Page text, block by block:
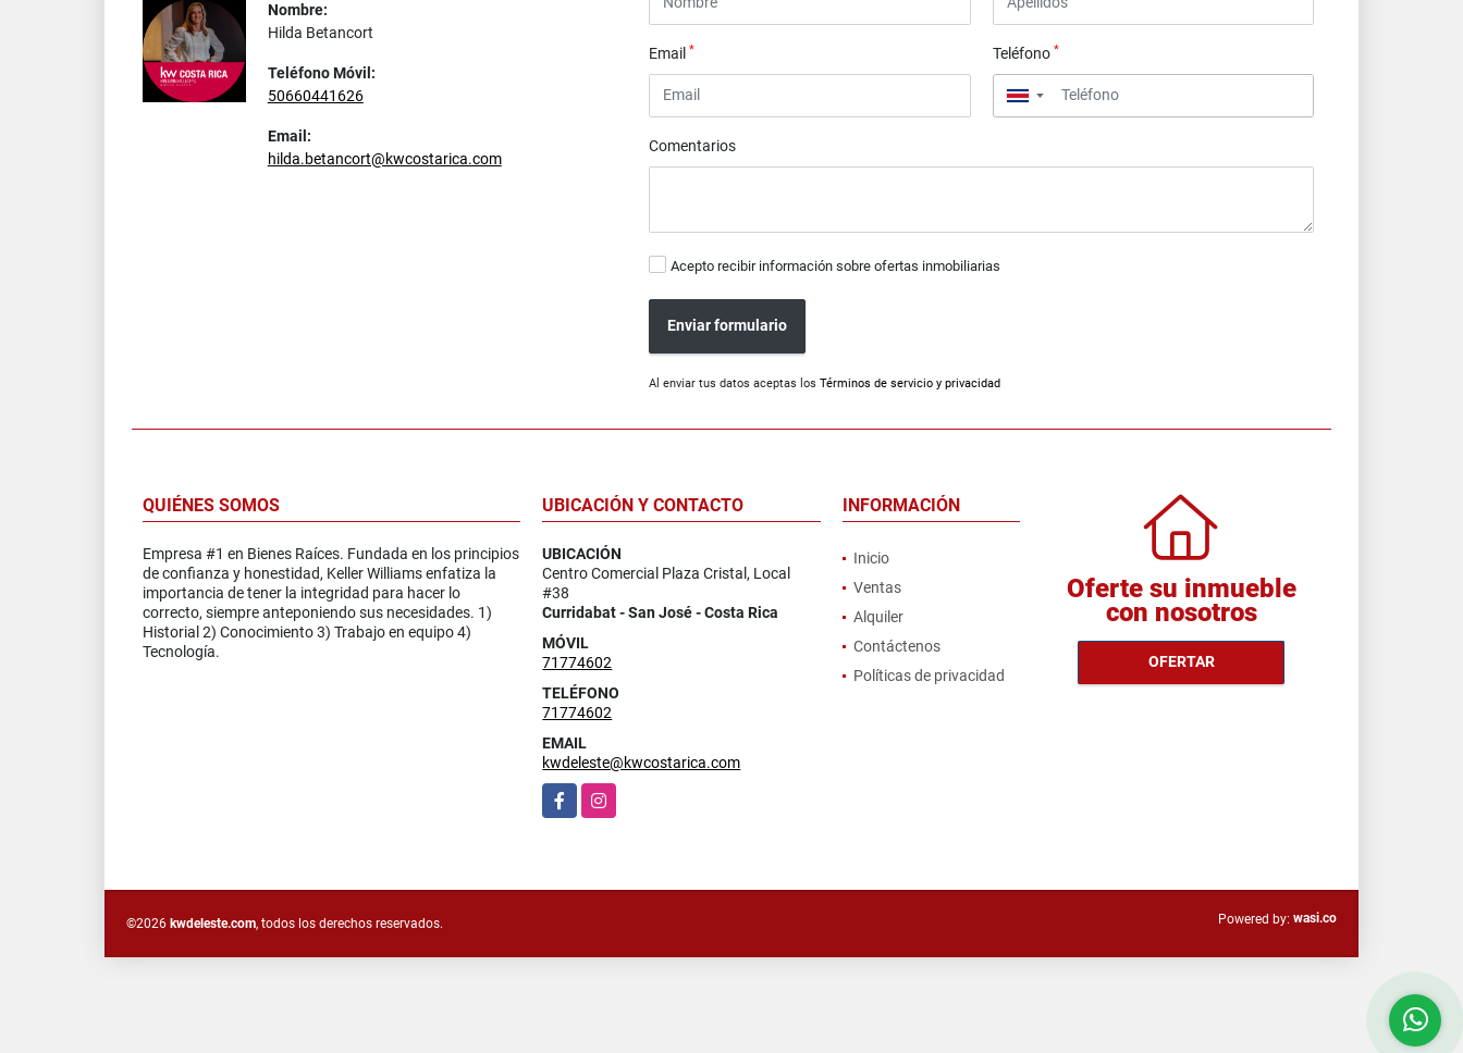
Nombre:
Hilda Betancort
Teléfono Móvil:
50660441626
Email:
hilda.betancort@kwcostarica.com
Email* Teléfono *
▼
Comentarios
Acepto recibir información sobre ofertas inmobiliarias
Enviar formulario
Al enviar tus datos aceptas losTérminos de servicio y privacidad
QUIÉNES SOMOS
Empresa #1 en Bienes Raíces. Fundada en los principios
de confianza y honestidad, Keller Williams enfatiza la
importancia de tener la integridad para hacer lo
correcto, siempre anteponiendo sus necesidades. 1)
Historial 2) Conocimiento 3) Trabajo en equipo 4)
Tecnología.
UBICACIÓN Y CONTACTO
UBICACIÓN
Centro Comercial Plaza Cristal, Local
#38
Curridabat - San José - Costa Rica
MÓVIL
71774602
TELÉFONO
71774602
EMAIL
kwdeleste@kwcostarica.com
FacebookInstagram
INFORMACIÓN
Inicio
Ventas
Alquiler
Contáctenos
Políticas de privacidad
Oferte su inmueble
con nosotros
OFERTAR
©2026 kwdeleste.com, todos los derechos reservados. Powered by: wasi.co